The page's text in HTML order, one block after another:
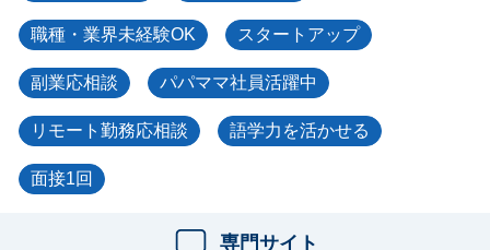
職種・業界未経験OK スタートアップ
副業応相談 パパママ社員活躍中
リモート勤務応相談 語学力を活かせる
面接1回
専門サイト